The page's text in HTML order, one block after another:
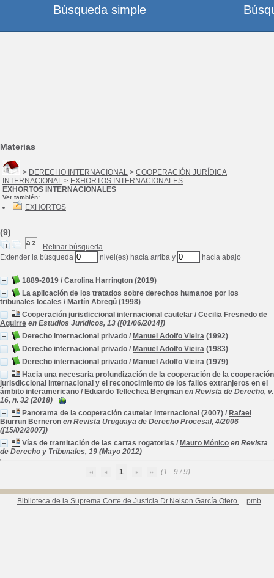
Materias
> DERECHO INTERNACIONAL > COOPERACIÓN JURÍDICA
INTERNACIONAL > EXHORTOS INTERNACIONALES
EXHORTOS INTERNACIONALES
Ver también:
EXHORTOS
(9)
Refinar búsqueda
Extender la búsqueda
nivel(es) hacia arriba y hacia abajo
1889-2019 / Carolina Harrington (2019)
La aplicación de los tratados sobre derechos humanos por los
tribunales locales / Martín Abregú (1998)
Cooperación jurisdiccional internacional cautelar / Cecilia Fresnedo de
Aguirre en Estudios Jurídicos, 13 ([01/06/2014])
Derecho internacional privado / Manuel Adolfo Vieira (1992)
Derecho internacional privado / Manuel Adolfo Vieira (1983)
Derecho internacional privado / Manuel Adolfo Vieira (1979)
Hacia una necesaria profundización de la cooperación de la cooperación
jurisdiccional internacional y el reconocimiento de los fallos extranjeros en el
ámbito interamericano / Eduardo Tellechea Bergman en Revista de Derecho, v.
16, n. 32 (2018)
Panorama de la cooperación cautelar internacional (2007) / Rafael
Biurrun Berneron en Revista Uruguaya de Derecho Procesal, 4/2006
([15/02/2007])
Vías de tramitación de las cartas rogatorias / Mauro Mónico en Revista
de Derecho y Tribunales, 19 (Mayo 2012)
1 (1 - 9 / 9)
Biblioteca de la Suprema Corte de Justicia Dr.Nelson García Otero pmb
Búsqueda simple